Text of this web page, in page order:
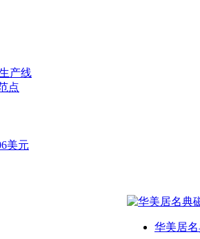
产线
点
美元
华美居